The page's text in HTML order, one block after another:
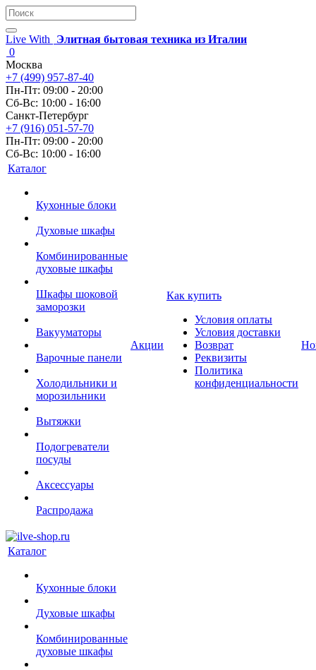
Live With
Элитная бытовая техника из Италии
0
Москва
+7 (499) 957-87-40
Пн-Пт: 09:00 - 20:00
Сб-Вс: 10:00 - 16:00
Санкт-Петербург
+7 (916) 051-57-70
Пн-Пт: 09:00 - 20:00
Сб-Вс: 10:00 - 16:00
Каталог
Кухонные блоки
Духовые шкафы
Комбинированные
духовые шкафы
Шкафы шоковой
заморозки
Вакууматоры
Варочные панели
Холодильники и
морозильники
Вытяжки
Подогреватели
посуды
Аксессуары
Распродажа
Акции
Как купить
Условия оплаты
Условия доставки
Возврат
Реквизиты
Политика
конфиденциальности
Каталог
Кухонные блоки
Духовые шкафы
Комбинированные
духовые шкафы